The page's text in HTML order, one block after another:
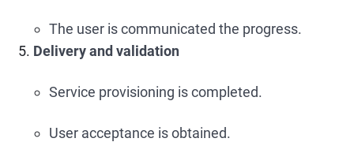
The user is communicated the progress.
Delivery and validation
Service provisioning is completed.
User acceptance is obtained.